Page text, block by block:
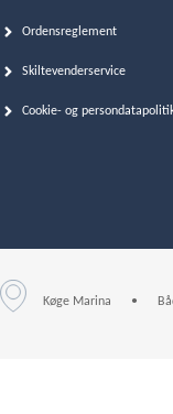
Ordensreglement
Skiltevenderservice
Cookie- og
Køge Marina •